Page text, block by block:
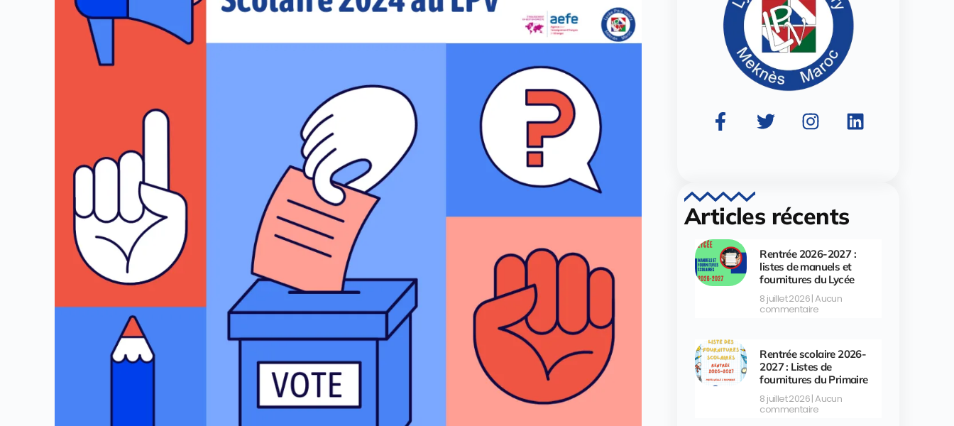
Articles récents
Rentrée 2026-2027 :
listes de manuels et
fournitures du Lycée
8 juillet 2026 Aucun
commentaire
Rentrée scolaire 2026-
2027 : Listes de
fournitures du Primaire
8 juillet 2026 Aucun
commentaire